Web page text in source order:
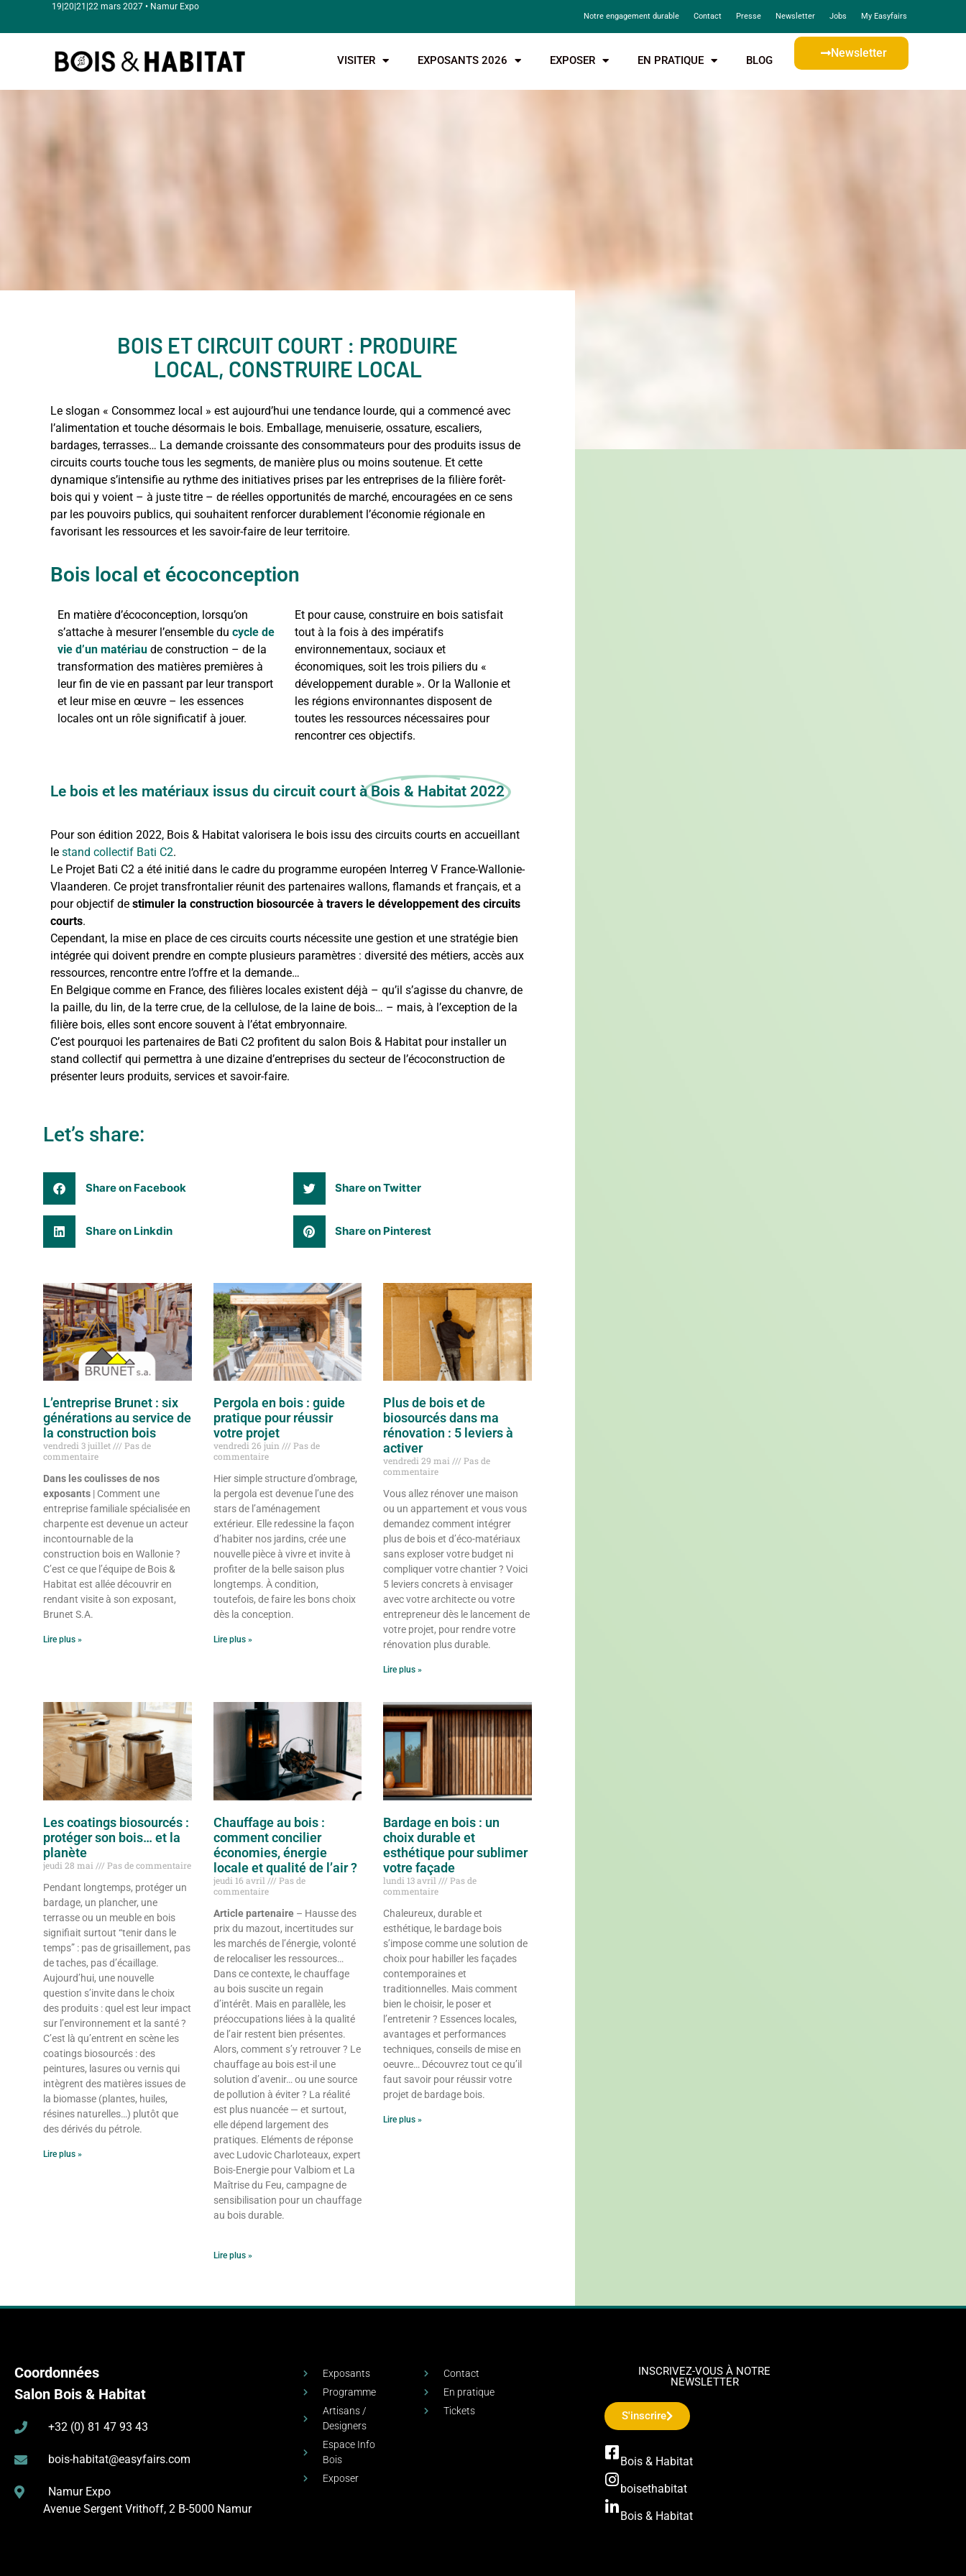
19|20|21|22 mars 2027 • Namur Expo
Notre engagement durable Contact Presse Newsletter Jobs My Easyfairs
VISITER EXPOSANTS 2026 EXPOSER EN PRATIQUE BLOG
Newsletter
BOIS ET CIRCUIT COURT : PRODUIRE
LOCAL, CONSTRUIRE LOCAL
Le slogan « Consommez local » est aujourd’hui une tendance lourde, qui a commencé avec
l’alimentation et touche désormais le bois. Emballage, menuiserie, ossature, escaliers,
bardages, terrasses… La demande croissante des consommateurs pour des produits issus de
circuits courts touche tous les segments, de manière plus ou moins soutenue. Et cette
dynamique s’intensifie au rythme des initiatives prises par les entreprises de la filière forêt-
bois qui y voient – à juste titre – de réelles opportunités de marché, encouragées en ce sens
par les pouvoirs publics, qui souhaitent renforcer durablement l’économie régionale en
favorisant les ressources et les savoir-faire de leur territoire.
Bois local et écoconception
En matière d’écoconception, lorsqu’on
s’attache à mesurer l’ensemble du cycle de
vie d’un matériau de construction – de la
transformation des matières premières à
leur fin de vie en passant par leur transport
et leur mise en œuvre – les essences
locales ont un rôle significatif à jouer.
Et pour cause, construire en bois satisfait
tout à la fois à des impératifs
environnementaux, sociaux et
économiques, soit les trois piliers du «
développement durable ». Or la Wallonie et
les régions environnantes disposent de
toutes les ressources nécessaires pour
rencontrer ces objectifs.
Le bois et les matériaux issus du circuit court à Bois & Habitat 2022
Pour son édition 2022, Bois & Habitat valorisera le bois issu des circuits courts en accueillant
le stand collectif Bati C2.
Le Projet Bati C2 a été initié dans le cadre du programme européen Interreg V France-Wallonie-
Vlaanderen. Ce projet transfrontalier réunit des partenaires wallons, flamands et français, et a
pour objectif de stimuler la construction biosourcée à travers le développement des circuits
courts.
Cependant, la mise en place de ces circuits courts nécessite une gestion et une stratégie bien
intégrée qui doivent prendre en compte plusieurs paramètres : diversité des métiers, accès aux
ressources, rencontre entre l’offre et la demande…
En Belgique comme en France, des filières locales existent déjà – qu’il s’agisse du chanvre, de
la paille, du lin, de la terre crue, de la cellulose, de la laine de bois… – mais, à l’exception de la
filière bois, elles sont encore souvent à l’état embryonnaire.
C’est pourquoi les partenaires de Bati C2 profitent du salon Bois & Habitat pour installer un
stand collectif qui permettra à une dizaine d’entreprises du secteur de l’écoconstruction de
présenter leurs produits, services et savoir-faire.
Let’s share:
Share on Facebook Share on Twitter
Share on Linkdin Share on Pinterest
L’entreprise Brunet : six
générations au service de
la construction bois
vendredi 3 juillet
Pas de
commentaire
Dans les coulisses de nos
exposants | Comment une
entreprise familiale spécialisée en
charpente est devenue un acteur
incontournable de la
construction bois en Wallonie ?
C’est ce que l’équipe de Bois &
Habitat est allée découvrir en
rendant visite à son exposant,
Brunet S.A.
Lire plus »
Pergola en bois : guide
pratique pour réussir
votre projet
vendredi 26 juin
Pas de
commentaire
Hier simple structure d’ombrage,
la pergola est devenue l’une des
stars de l’aménagement
extérieur. Elle redessine la façon
d’habiter nos jardins, crée une
nouvelle pièce à vivre et invite à
profiter de la belle saison plus
longtemps. À condition,
toutefois, de faire les bons choix
dès la conception.
Lire plus »
Plus de bois et de
biosourcés dans ma
rénovation : 5 leviers à
activer
vendredi 29 mai
Pas de
commentaire
Vous allez rénover une maison
ou un appartement et vous vous
demandez comment intégrer
plus de bois et d’éco-matériaux
sans exploser votre budget ni
compliquer votre chantier ? Voici
5 leviers concrets à envisager
avec votre architecte ou votre
entrepreneur dès le lancement de
votre projet, pour rendre votre
rénovation plus durable.
Lire plus »
Les coatings biosourcés :
protéger son bois… et la
planète
jeudi 28 mai
Pas de commentaire
Pendant longtemps, protéger un
bardage, un plancher, une
terrasse ou un meuble en bois
signifiait surtout “tenir dans le
temps” : pas de grisaillement, pas
de taches, pas d’écaillage.
Aujourd’hui, une nouvelle
question s’invite dans le choix
des produits : quel est leur impact
sur l’environnement et la santé ?
C’est là qu’entrent en scène les
coatings biosourcés : des
peintures, lasures ou vernis qui
intègrent des matières issues de
la biomasse (plantes, huiles,
résines naturelles…) plutôt que
des dérivés du pétrole.
Lire plus »
Chauffage au bois :
comment concilier
économies, énergie
locale et qualité de l’air ?
jeudi 16 avril
Pas de
commentaire
Article partenaire– Hausse des
prix du mazout, incertitudes sur
les marchés de l’énergie, volonté
de relocaliser les ressources…
Dans ce contexte, le chauffage
au bois suscite un regain
d’intérêt. Mais en parallèle, les
préoccupations liées à la qualité
de l’air restent bien présentes.
Alors, comment s’y retrouver ? Le
chauffage au bois est-il une
solution d’avenir… ou une source
de pollution à éviter ? La réalité
est plus nuancée — et surtout,
elle dépend largement des
pratiques. Eléments de réponse
avec Ludovic Charloteaux, expert
Bois-Energie pour Valbiom et La
Maîtrise du Feu, campagne de
sensibilisation pour un chauffage
au bois durable.
Lire plus »
Bardage en bois : un
choix durable et
esthétique pour sublimer
votre façade
lundi 13 avril
Pas de
commentaire
Chaleureux, durable et
esthétique, le bardage bois
s’impose comme une solution de
choix pour habiller les façades
contemporaines et
traditionnelles. Mais comment
bien le choisir, le poser et
l’entretenir ? Essences locales,
avantages et performances
techniques, conseils de mise en
oeuvre… Découvrez tout ce qu’il
faut savoir pour réussir votre
projet de bardage bois.
Lire plus »
Coordonnées
Salon Bois & Habitat
+32 (0) 81 47 93 43
bois-habitat@easyfairs.com
Namur Expo
Avenue Sergent Vrithoff, 2 B-5000 Namur
Exposants
Programme
Artisans /
Designers
Espace Info
Bois
Exposer
Contact
En pratique
Tickets
INSCRIVEZ-VOUS À NOTRE
NEWSLETTER
S'inscrire
Bois & Habitat
boisethabitat
Bois & Habitat